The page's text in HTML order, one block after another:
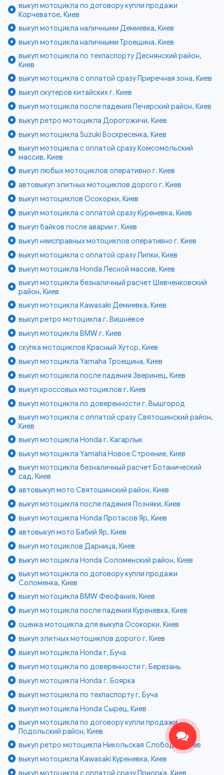
выкуп мотоцикла по договору купли продажи
Корчеватое, Киев
выкуп мотоцикла наличными Демиевка, Киев
выкуп мотоцикла наличными Троещина, Киев
выкуп мотоцикла по техпаспорту Деснянский район,
Киев
выкуп мотоцикла с оплатой сразу Приречная зона, Киев
выкуп скутеров китайских г. Киев
выкуп мотоцикла после падения Печерский район, Киев
выкуп ретро мотоцикла Дорогожичи, Киев
выкуп мотоцикла Suzuki Воскресенка, Киев
выкуп мотоцикла с оплатой сразу Комсомольский
массив, Киев
выкуп любых мотоциклов оперативно г. Киев
автовыкуп элитных мотоциклов дорого г. Киев
выкуп мотоциклов Осокорки, Киев
выкуп мотоцикла с оплатой сразу Куреневка, Киев
выкуп байков после аварии г. Киев
выкуп неисправных мотоциклов оперативно г. Киев
выкуп мотоцикла с оплатой сразу Липки, Киев
выкуп мотоцикла Honda Лесной массив, Киев
выкуп мотоцикла безналичный расчет Шевченковский
район, Киев
выкуп мотоцикла Kawasaki Демиевка, Киев
выкуп ретро мотоцикла г. Вишнёвое
выкуп мотоцикла BMW г. Киев
скупка мотоциклов Красный Хутор, Киев
выкуп мотоцикла Yamaha Троещина, Киев
выкуп мотоцикла после падения Зверинец, Киев
выкуп кроссовых мотоциклов г. Киев
выкуп мотоцикла по доверенности г. Вышгород
выкуп мотоцикла с оплатой сразу Святошинский район,
Киев
выкуп мотоцикла Honda г. Кагарлык
выкуп мотоцикла Yamaha Новое Строение, Киев
выкуп мотоцикла безналичный расчет Ботанический
сад, Киев
автовыкуп мото Святошинский район, Киев
выкуп мотоцикла после падения Позняки, Киев
выкуп мотоцикла Honda Протасов Яр, Киев
автовыкуп мото Бабий Яр, Киев
выкуп мотоциклов Дарница, Киев
выкуп мотоцикла Honda Соломенский район, Киев
выкуп мотоцикла по договору купли продажи
Соломенка, Киев
выкуп мотоцикла BMW Феофания, Киев
выкуп мотоцикла после падения Куреневка, Киев
оценка мотоцикла для выкупа Осокорки, Киев
выкуп элитных мотоциклов дорого г. Киев
выкуп мотоцикла Honda г. Буча
выкуп мотоцикла по доверенности г. Березань
выкуп мотоцикла Honda г. Боярка
выкуп мотоцикла по техпаспорту г. Буча
выкуп мотоцикла Honda Сырец, Киев
выкуп мотоцикла по договору купли продажи
Подольский район, Киев
выкуп ретро мотоцикла Никольская Слободка, Киев
выкуп мотоцикла Kawasaki Куреневка, Киев
выкуп мотоцикла с оплатой сразу Приорка, Киев